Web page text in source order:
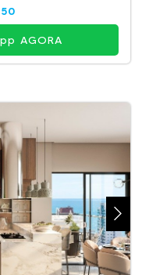
AGORA